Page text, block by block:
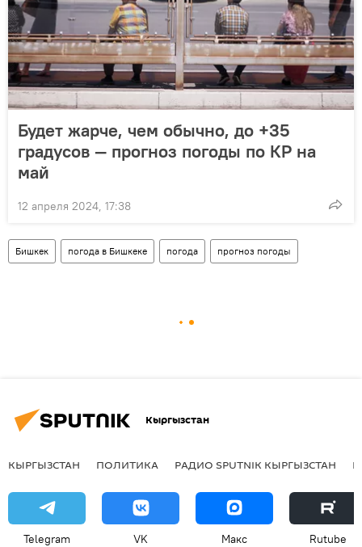
Будет жарче, чем обычно, до +35
градусов — прогноз погоды по КР на
май
12 апреля 2024, 17:38
Бишкек погода в Бишкеке погода прогноз погоды
Кыргызстан
КЫРГЫЗСТАН ПОЛИТИКА РАДИО SPUTNIK КЫРГЫЗСТАН
Telegram VK Макс Rutube